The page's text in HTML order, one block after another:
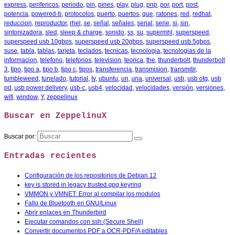
express, perifericos, periodo, pin, pines, play, plug, pnp, por, port, post,
potencia, powered-b, protocolos, puerto, puertos, que, ratones, red , redhat,
reduccion, reproductor, rhel , se, señal , señales, serial , serie, si, sin,
sintonizadora, sled , sleep & charge, sonido, ss, su, supermhl , superspeed ,
superspeed usb 10gbps, superspeed usb 20gbps, superspeed usb 5gbps,
suse, tabla, tablas, tarjeta, teclados, tecnicas, tecnologia, tecnologias de la
informacion, telefono, telefonos, television, teorica, the, thunderbolt, thunderbolt
3, tipo, tipo a, tipo b, tipo c, tipos, transferencia, transmision, transmitir,
tumbleweed , tunelado, tutorial , tv, ubuntu, un, una, universal , usb, usb otg, usb
pd , usb power delivery, usb-c, usb4, velocidad , velocidades, versión, versiones,
wifi, window, Y, zeppelinux
Buscar en ZeppelinuX
Buscar por:
Entradas recientes
Configuración de los repositorios de Debian 12
key is stored in legacy trusted.gpg keyring
VMMON y VMNET: Error al compilar los modulos
Fallo de Bluetooth en GNU/Linux
Abrir enlaces en Thunderbird
Ejecutar comandos con ssh (Secure Shell)
Convertir documentos PDF a OCR-PDF/A editables